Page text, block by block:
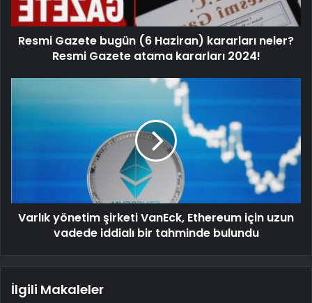
Resmi Gazete bugün (6 Haziran) kararları neler?
Resmi Gazete atama kararları 2024!
Varlık yönetim şirketi VanEck, Ethereum için uzun
vadede iddialı bir tahminde bulundu
İlgili Makaleler